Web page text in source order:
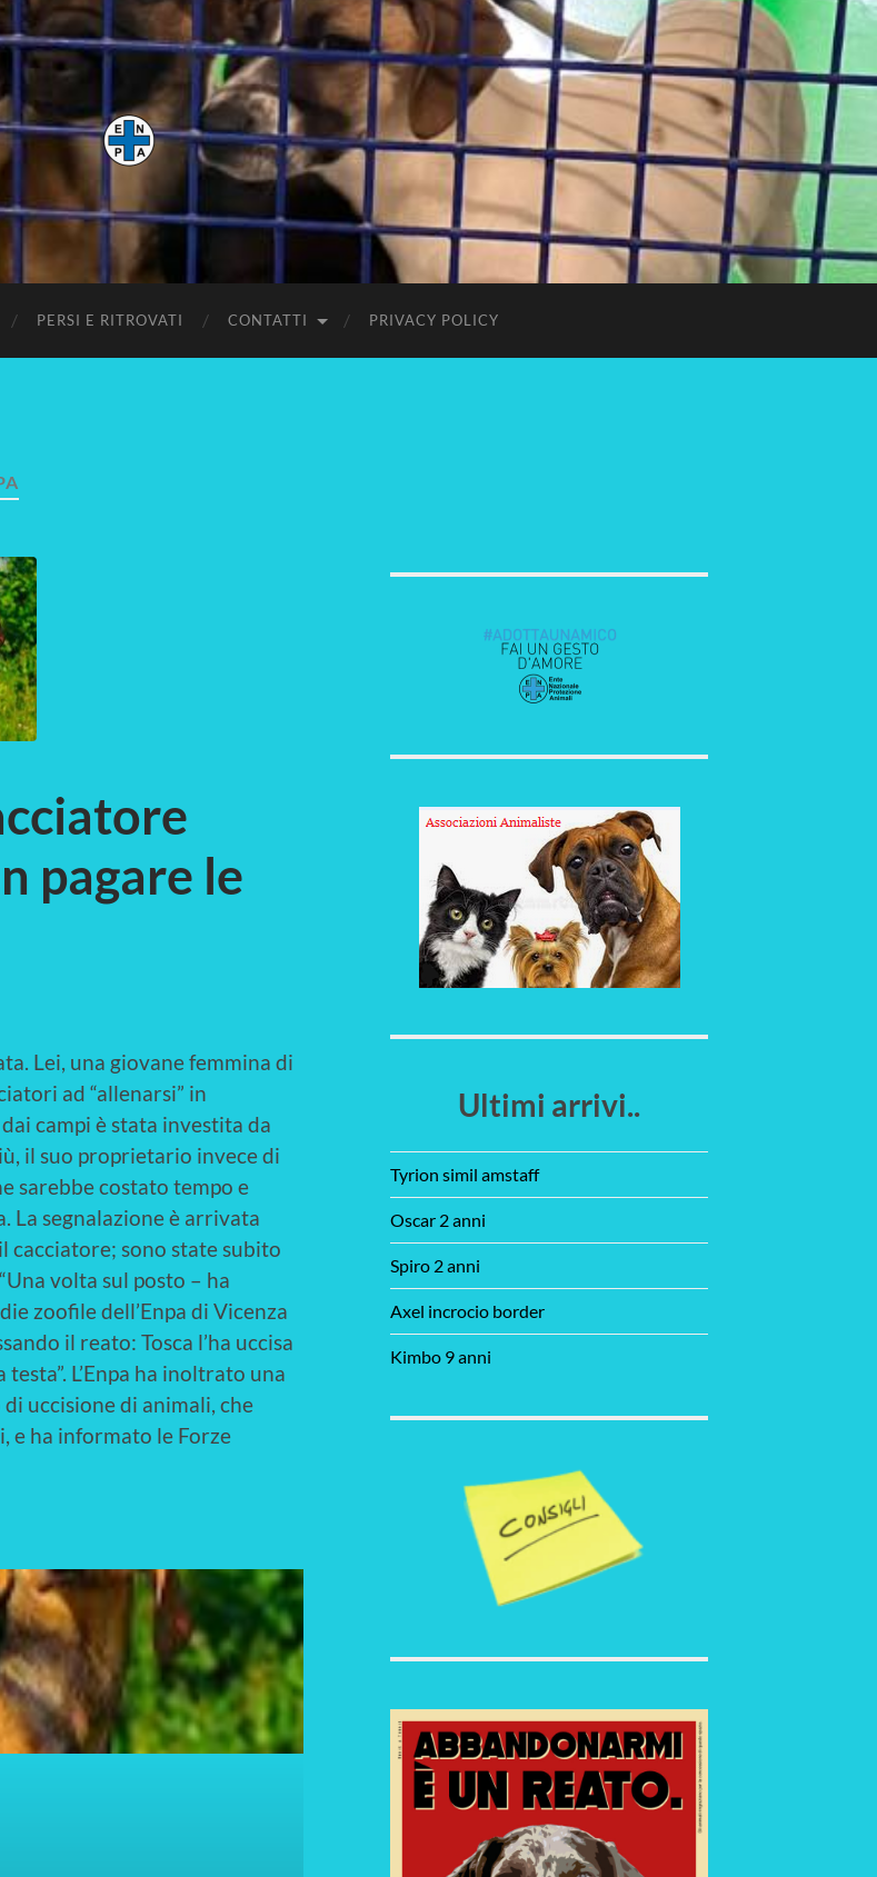
Mira
PERSI E RITROVATI CONTATTI PRIVACY POLICY
pagare le
Lei, una giovane femmina di
ad “allenarsi” in
campi è stata investita da
il suo proprietario invece di
sarebbe costato tempo e
La segnalazione è arrivata
cacciatore; sono state subito
volta sul posto – ha
zoofile dell’Enpa di Vicenza
il reato: Tosca l’ha uccisa
L’Enpa ha inoltrato una
uccisione di animali, che
e ha informato le Forze
Ultimi arrivi..
Tyrion simil amstaff
Oscar 2 anni
Spiro 2 anni
Axel incrocio border
Kimbo 9 anni